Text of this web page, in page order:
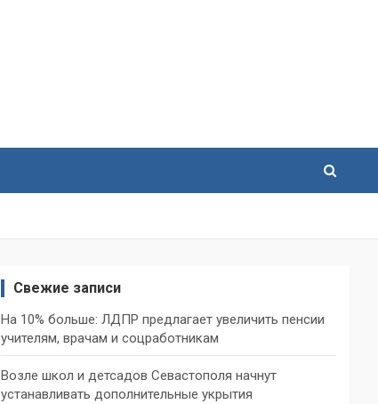
Свежие записи
На 10% больше: ЛДПР предлагает увеличить пенсии
учителям, врачам и соцработникам
Возле школ и детсадов Севастополя начнут
устанавливать дополнительные укрытия